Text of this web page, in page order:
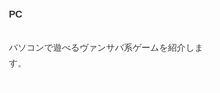
PC
パソコンで遊べるヴァンサバ系ゲームを紹介しま
す。